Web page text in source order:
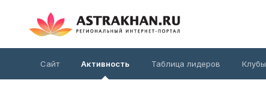
Сайт Активность Таблица лидеров Клубы